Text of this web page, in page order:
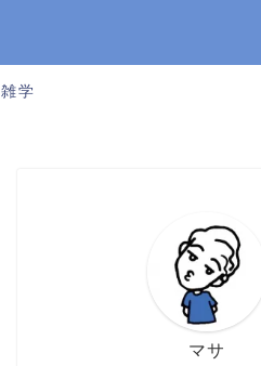
雑学
マサ